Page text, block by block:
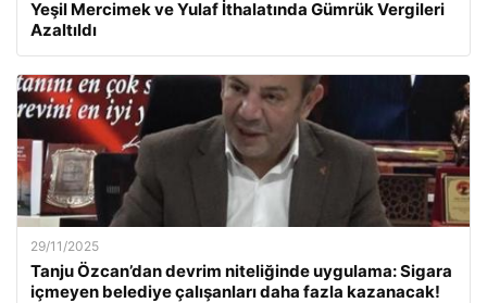
Yeşil Mercimek ve Yulaf İthalatında Gümrük Vergileri
Azaltıldı
29/11/2025
Tanju Özcan’dan devrim niteliğinde uygulama: Sigara
içmeyen belediye çalışanları daha fazla kazanacak!